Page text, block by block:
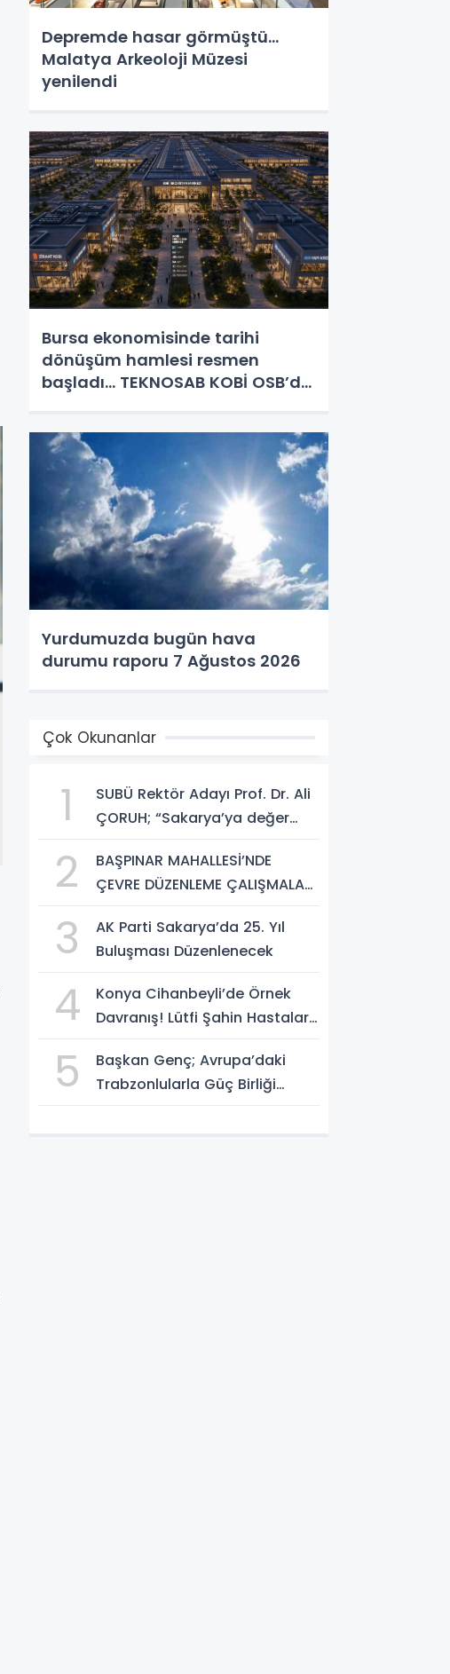
Depremde hasar görmüştü...
Malatya Arkeoloji Müzesi
yenilendi
Bursa ekonomisinde tarihi
dönüşüm hamlesi resmen
başladı... TEKNOSAB KOBİ OSB’de
Yurdumuzda bugün hava
durumu raporu 7 Ağustos 2026
Çok Okunanlar
1
SUBÜ Rektör Adayı Prof. Dr. Ali
ÇORUH; “Sakarya’ya değer
etmek istiyorum”
2
BAŞPINAR MAHALLESİ’NDE
ÇEVRE DÜZENLEME ÇALIŞMALARI
3
AK Parti Sakarya’da 25. Yıl
Buluşması Düzenlenecek
4
Konya Cihanbeyli’de Örnek
Davranış! Lütfi Şahin Hastalara
5
Başkan Genç; Avrupa’daki
Trabzonlularla Güç Birliği